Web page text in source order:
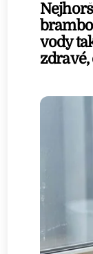
vody
zdravé,